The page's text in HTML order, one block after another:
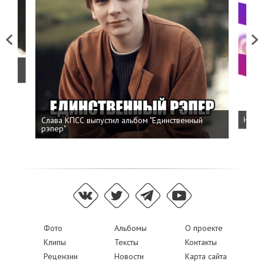
Previous
Слава КПСС выпустил альбом "Единственный
рэпер"
Next
Фото Альбомы
О проекте
Клипы
Тексты
Контакты
Рецензии
Новости Карта сайта